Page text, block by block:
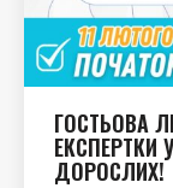
ГОСТЬОВА
ЕКСПЕРТКИ
ДОРОСЛИХ!